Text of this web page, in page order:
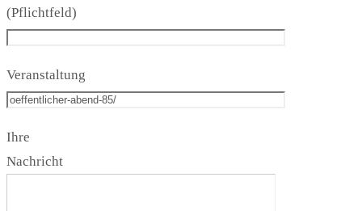
(Pflichtfeld)
Veranstaltung
Ihre
Nachricht